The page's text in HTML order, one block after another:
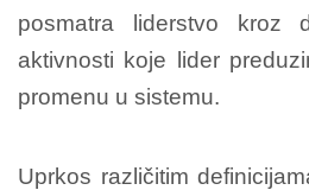
posmatra liderstvo kroz
aktivnosti koje lider
promenu u sistemu.
Uprkos različitim